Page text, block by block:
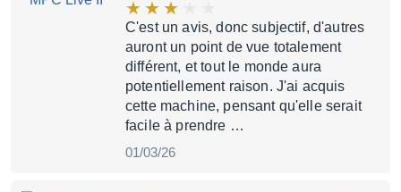
C'est un avis, donc subjectif, d'autres
auront un point de vue totalement
différent, et tout le monde aura
potentiellement raison. J'ai acquis
cette machine, pensant qu'elle serait
facile à prendre …
01/03/26